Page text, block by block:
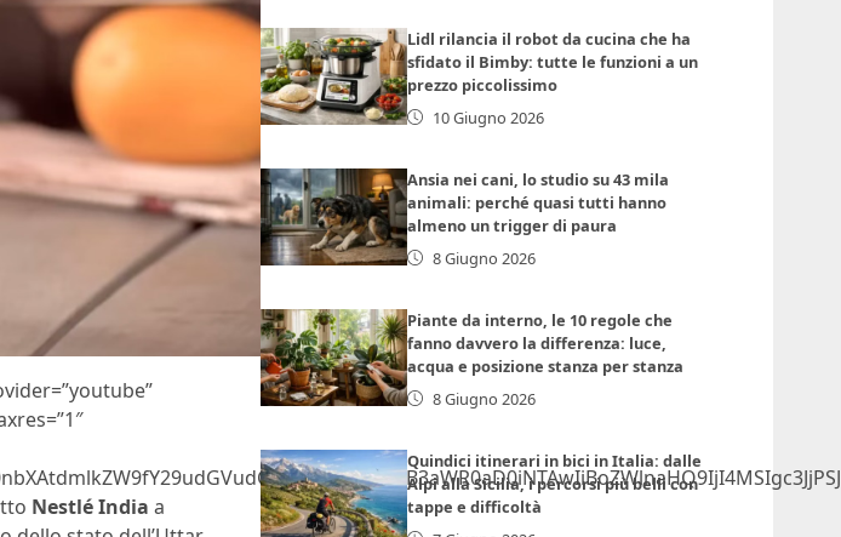
Nestlé India a
Lidl rilancia il robot da cucina che ha
sfidato il Bimby: tutte le funzioni a un
prezzo piccolissimo
10 Giugno 2026
Ansia nei cani, lo studio su 43 mila
animali: perché quasi tutti hanno
almeno un trigger di paura
8 Giugno 2026
Piante da interno, le 10 regole che
fanno davvero la differenza: luce,
acqua e posizione stanza per stanza
8 Giugno 2026
Quindici itinerari in bici in Italia: dalle
Alpi alla Sicilia, i percorsi più belli con
tappe e difficoltà